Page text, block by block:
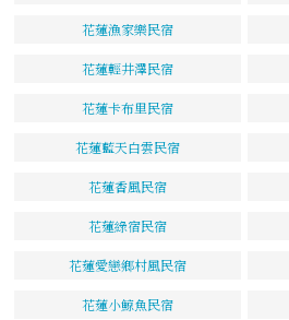
花蓮漁家樂民宿
花蓮輕井澤民宿
花蓮卡布里民宿
花蓮藍天白雲民宿
花蓮香風民宿
花蓮綠宿民宿
花蓮愛戀鄉村風民宿
花蓮小鯨魚民宿